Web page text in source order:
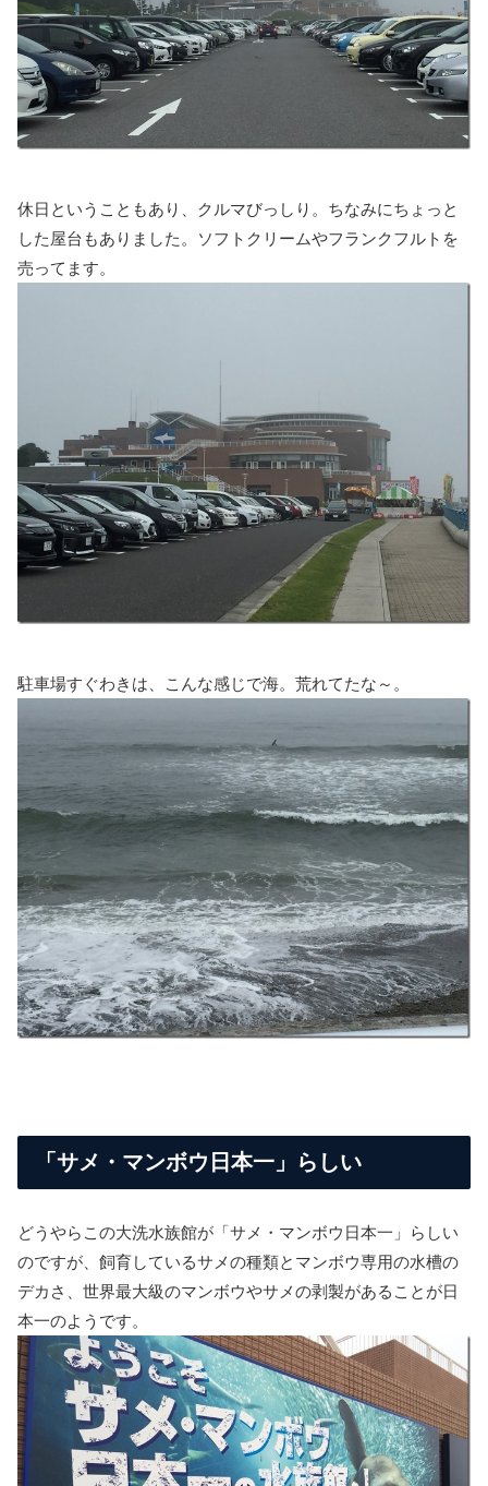
休日ということもあり、クルマびっしり。ちなみにちょっと
した屋台もありました。ソフトクリームやフランクフルトを
売ってます。
駐車場すぐわきは、こんな感じで海。荒れてたな～。
「サメ・マンボウ日本一」らしい
どうやらこの大洗水族館が「サメ・マンボウ日本一」らしい
のですが、飼育しているサメの種類とマンボウ専用の水槽の
デカさ、世界最大級のマンボウやサメの剥製があることが日
本一のようです。